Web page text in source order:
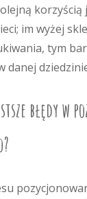
im wyżej
tym
danej
błędy w